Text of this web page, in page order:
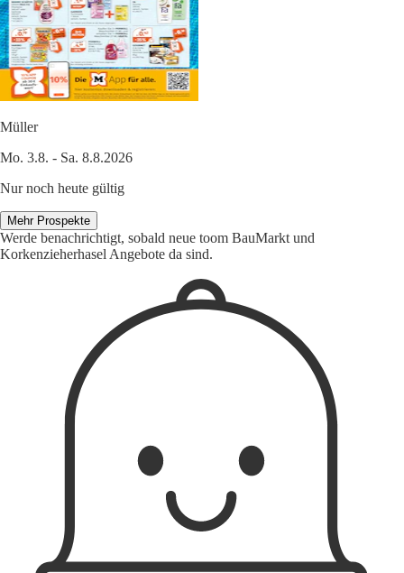
Müller
Mo. 3.8. - Sa. 8.8.2026
Nur noch heute gültig
Mehr Prospekte
Werde benachrichtigt, sobald neue toom BauMarkt und
Korkenzieherhasel Angebote da sind.